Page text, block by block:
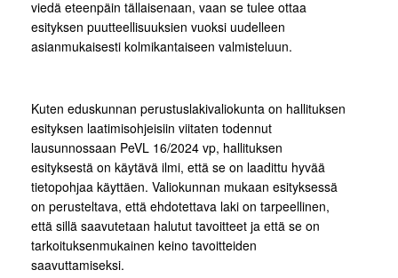
viedä eteenpäin tällaisenaan, vaan se tulee ottaa
esityksen puutteellisuuksien vuoksi uudelleen
asianmukaisesti kolmikantaiseen valmisteluun.
Kuten eduskunnan perustuslakivaliokunta on hallituksen
esityksen laatimisohjeisiin viitaten todennut
lausunnossaan PeVL 16/2024 vp, hallituksen
esityksestä on käytävä ilmi, että se on laadittu hyvää
tietopohjaa käyttäen. Valiokunnan mukaan esityksessä
on perusteltava, että ehdotettava laki on tarpeellinen,
että sillä saavutetaan halutut tavoitteet ja että se on
tarkoituksenmukainen keino tavoitteiden
saavuttamiseksi.